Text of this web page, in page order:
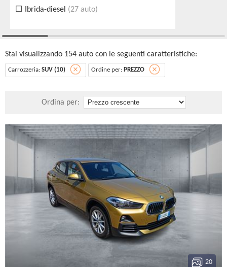
Ibrida-diesel (27 auto)
Stai visualizzando 154 auto con le seguenti caratteristiche:
Carrozzeria: SUV (10) Ordine per: PREZZO
Ordina per:
20